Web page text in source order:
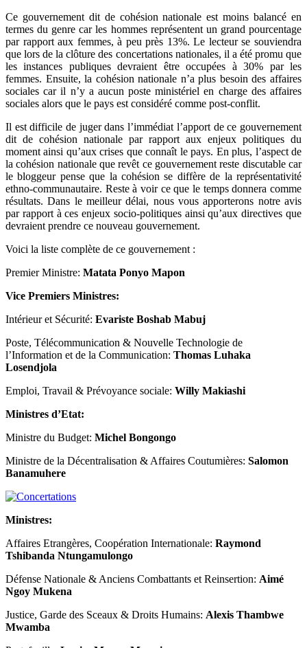
Ce gouvernement dit de cohésion nationale est moins balancé en
termes du genre car les hommes représentent un grand pourcentage
par rapport aux femmes, à peu près 13%. Le lecteur se souviendra
que lors de la clôture des concertations nationales, il a été promu que
les instances publiques devraient être occupées à 30% par les
femmes. Ensuite, la cohésion nationale n’a plus besoin des affaires
sociales car il n’y a aucun poste ministériel en charge des affaires
sociales alors que le pays est considéré comme post-conflit.
Il est difficile de juger dans l’immédiat l’apport de ce gouvernement
dit de cohésion nationale par rapport aux enjeux politiques du
moment ainsi qu’aux crises que connaît le pays. En plus, l’aspect de
la cohésion nationale que revêt ce gouvernement reste discutable car
le bloggeur pense que la cohésion se diffère de la représentativité
ethno-communautaire. Reste à voir ce que le temps donnera comme
résultats. Dans le meilleur délai, nous vous apporterons notre avis
par rapport à ces enjeux socio-politiques ainsi qu’aux directives que
devraient prendre ce nouveau gouvernement.
Voici la liste complète de ce gouvernement :
Premier Ministre: Matata Ponyo Mapon
Vice Premiers Ministres:
Intérieur et Sécurité: Evariste Boshab Mabuj
Poste, Télécommunication & Nouvelle Technologie de
l’Information et de la Communication: Thomas Luhaka
Losendjola
Emploi, Travail & Prévoyance sociale: Willy Makiashi
Ministres d’Etat:
Ministre du Budget: Michel Bongongo
Ministre de la Décentralisation & Affaires Coutumières: Salomon
Banamuhere
Ministres:
Affaires Etrangères, Coopération Internationale: Raymond
Tshibanda Ntungamulongo
Défense Nationale & Anciens Combattants et Reinsertion: Aimé
Ngoy Mukena
Justice, Garde des Sceaux & Droits Humains: Alexis Thambwe
Mwamba